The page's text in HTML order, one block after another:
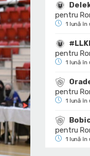
pentru
1 lună în
pentru
1 lună în
pentru
1 lună în
pentru
1 lună în